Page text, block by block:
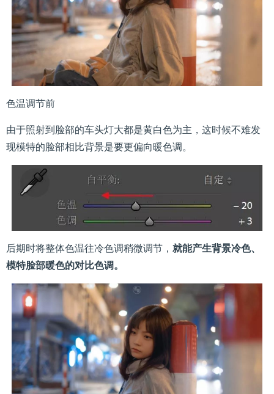
色温调节前
由于照射到脸部的车头灯大都是黄白色为主，这时候不难发
现模特的脸部相比背景是要更偏向暖色调。
后期时将整体色温往冷色调稍微调节， 就能产生背景冷色、
模特脸部暖色的对比色调。